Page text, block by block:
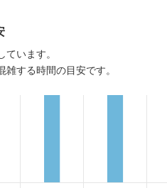
います。
する時間の目安です。